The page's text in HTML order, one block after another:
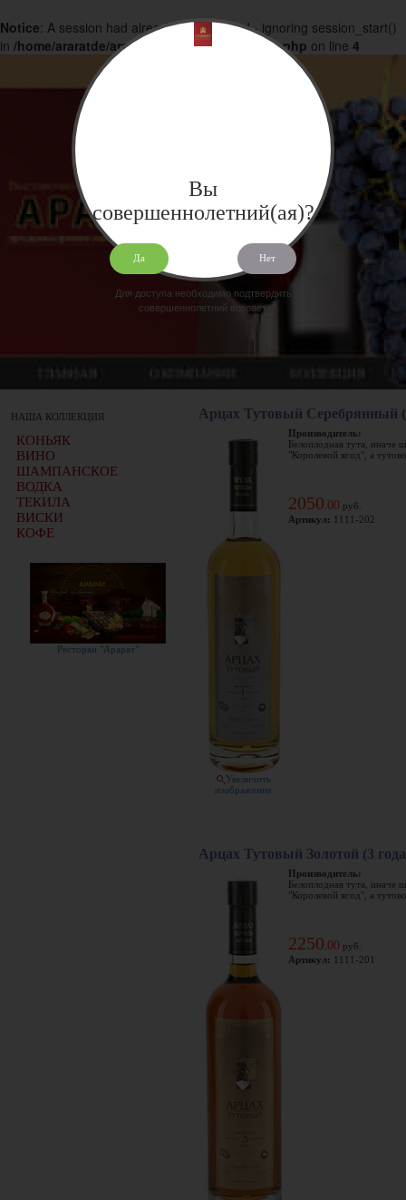
Notice: A session had already been started - ignoring session_start()
in /home/araratde/araratdeg.ru/docs/products.php on line 4
НАША КОЛЛЕКЦИЯ
КОНЬЯК
ВИНО
ШАМПАНСКОЕ
ВОДКА
ТЕКИЛА
ВИСКИ
КОФЕ
Ресторан "Арарат"
Арцах Тутовый Серебрянный
Увеличить
изображение
Производитель:
Белоплодная тута, иначе
"Королевой ягод", а
2050 00 руб.
Артикул: 1111-202
Арцах Тутовый Золотой (3
Производитель:
Белоплодная тута, иначе
"Королевой ягод", а
2250 00 руб.
Артикул: 1111-201
Вы
совершеннолетний(ая)?
Да Нет
Для доступа необходимо подтвердить
совершеннолетний возраст.